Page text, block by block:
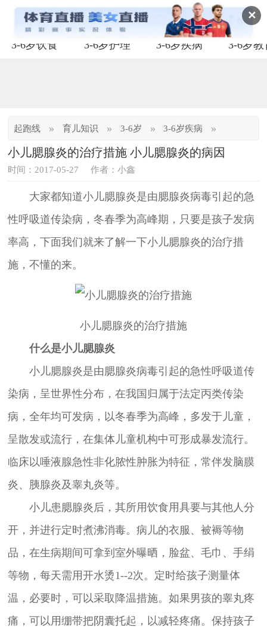
✕
3-6岁饮食 3-6岁护理 3-6岁疾病 3-6岁教
起跑线 » 育儿知识 » 3-6岁 » 3-6岁疾病 »
小儿腮腺炎的治疗措施 小儿腮腺炎的病因
时间：2017-05-27 作者：小鑫
大家都知道小儿腮腺炎是由腮腺炎病毒引起的急
性呼吸道传染病，冬春季为高峰期，只要是孩子发病
率高，下面我们就来了解一下小儿腮腺炎的治疗措
施，不懂的来。
小儿腮腺炎的治疗措施
什么是小儿腮腺炎
小儿腮腺炎是由腮腺炎病毒引起的急性呼吸道传
染病，呈世界性分布，在我国归属于法定丙类传染
病，全年均可发病，以冬春季为高峰，多发于儿童，
呈散发或流行，在集体儿童机构中可形成暴发流行。
临床以唾液腺急性非化脓性肿胀为特征，常伴发脑膜
炎、胰腺炎及睾丸炎等。
小儿患腮腺炎后，其所用饮食用具要与其他人分
开，并进行定时煮沸消毒。病儿的衣服、被褥等物
品，在生病期间可拿到室外曝晒，脸盆、毛巾、手绢
等物，每天需用开水烫1--2次。定时给孩子测量体
温，必要时，可以采取降温措施。如果男孩的睾丸疼
痛，可以用绷带把阴囊托起，以减轻疼痛。保持孩子